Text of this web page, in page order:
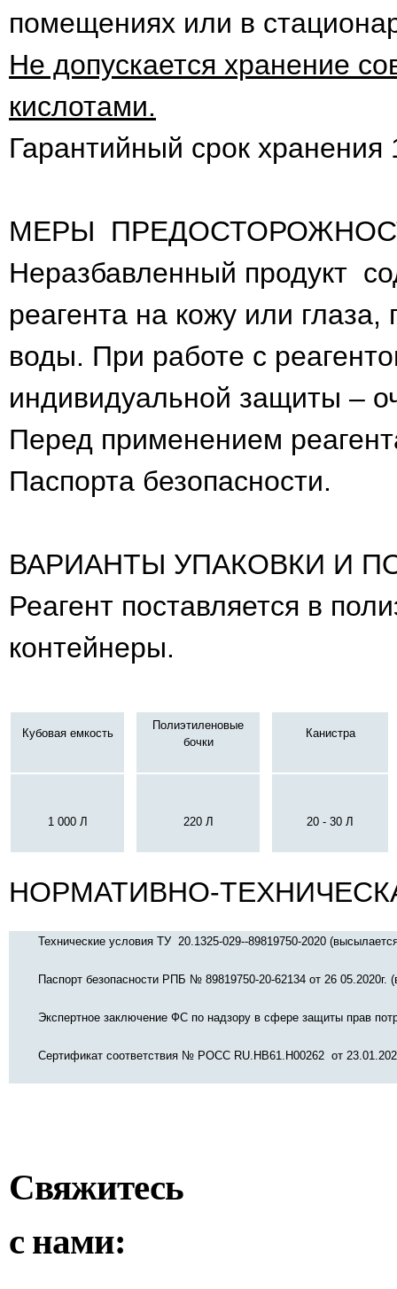
помещениях или в
Не допускается хранение
кислотами.
Гарантийный срок
МЕРЫ
Неразбавленный продукт
реагента на кожу или
воды. При работе с
индивидуальной защиты –
Перед применением
Паспорта безопасности.
ВАРИАНТЫ УПАКОВКИ И
Реагент поставляется в
контейнеры.
Кубовая емкость
Полиэтиленовые
бочки
Канистра
1 000 Л 220 Л 20 - 30 Л
НОРМАТИВНО-
Технические условия ТУ 20.1325-029--89819750-2020
Паспорт безопасности РПБ № 89819750-20-62134 от 26 05.2020г.
Экспертное заключение ФС по надзору в сфере защиты прав
Сертификат соответствия № РОСС RU.HB61.H00262 от
Свяжитесь
с нами: